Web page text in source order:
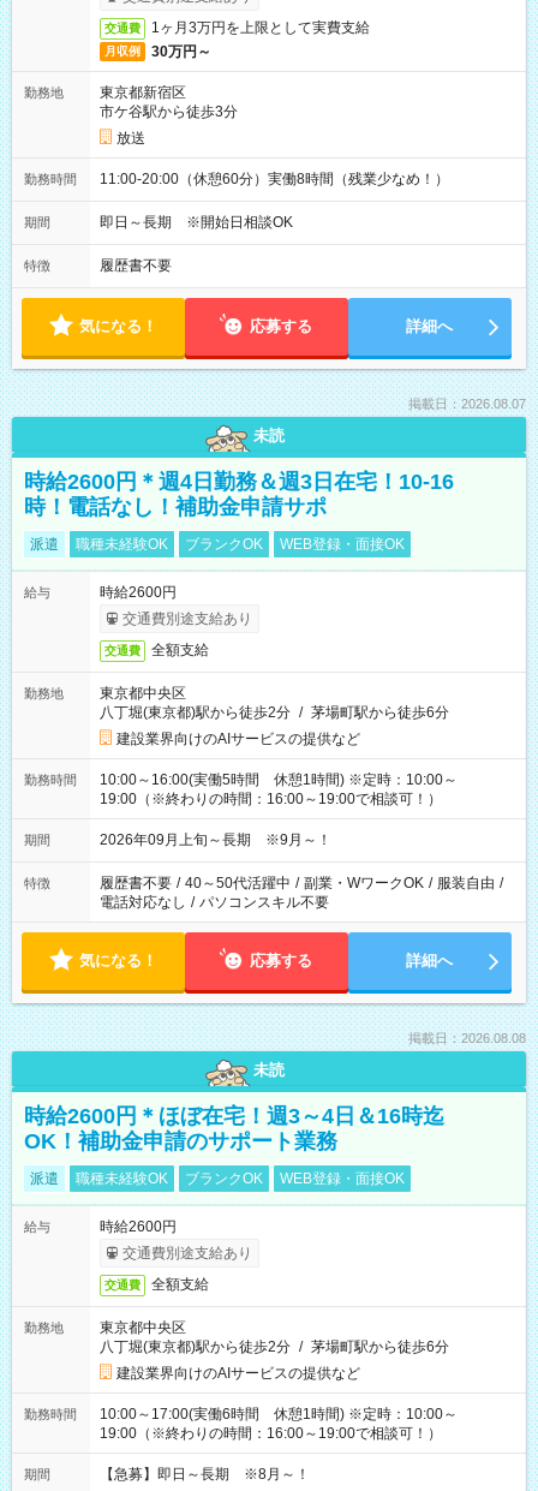
交通費 1ヶ月3万円を上限として実費支給
月収例 30万円～
勤務地
東京都新宿区
市ケ谷駅から徒歩3分
放送
勤務時間 11:00-20:00（休憩60分）実働8時間（残業少なめ！）
期間 即日～長期 ※開始日相談OK
特徴 履歴書不要
気になる！ 応募する 詳細へ
掲載日：2026.08.07
未読
時給2600円＊週4日勤務＆週3日在宅！10-16
時！電話なし！補助金申請サポ
派遣 職種未経験OK ブランクOK WEB登録・面接OK
給与
時給2600円
交通費別途支給あり
交通費 全額支給
勤務地
東京都中央区
八丁堀(東京都)駅から徒歩2分 / 茅場町駅から徒歩6分
建設業界向けのAIサービスの提供など
勤務時間
10:00～16:00(実働5時間 休憩1時間) ※定時：10:00～
19:00（※終わりの時間：16:00～19:00で相談可！）
期間 2026年09月上旬～長期 ※9月～！
特徴 履歴書不要 / 40～50代活躍中 / 副業・WワークOK / 服装自由 /
電話対応なし / パソコンスキル不要
気になる！ 応募する 詳細へ
掲載日：2026.08.08
未読
時給2600円＊ほぼ在宅！週3～4日＆16時迄
OK！補助金申請のサポート業務
派遣 職種未経験OK ブランクOK WEB登録・面接OK
給与
時給2600円
交通費別途支給あり
交通費 全額支給
勤務地
東京都中央区
八丁堀(東京都)駅から徒歩2分 / 茅場町駅から徒歩6分
建設業界向けのAIサービスの提供など
勤務時間
10:00～17:00(実働6時間 休憩1時間) ※定時：10:00～
19:00（※終わりの時間：16:00～19:00で相談可！）
期間 【急募】即日～長期 ※8月～！